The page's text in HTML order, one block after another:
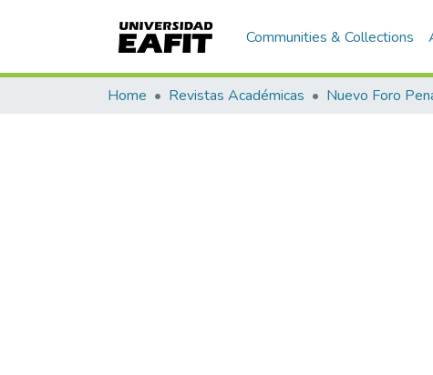
Communities & Collections
Home Revistas Académicas Nuevo Foro